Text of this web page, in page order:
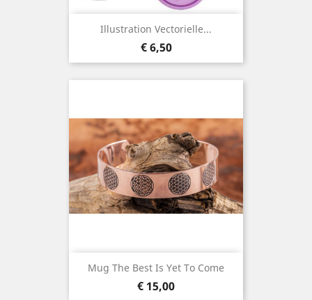
Illustration Vectorielle...
Prijs
€ 6,50
Mug The Best Is Yet To Come
Prijs
€ 15,00